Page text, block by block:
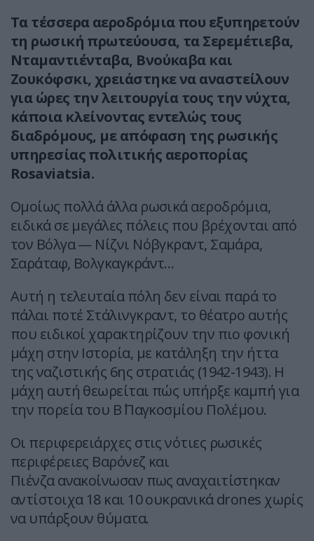
Τα τέσσερα αεροδρόμια που εξυπηρετούν
τη ρωσική πρωτεύουσα, τα Σερεμέτιεβα,
Νταμαντιένταβα, Βνούκαβα και
Ζουκόφσκι, χρειάστηκε να αναστείλουν
για ώρες την λειτουργία τους την νύχτα,
κάποια κλείνοντας εντελώς τους
διαδρόμους, με απόφαση της ρωσικής
υπηρεσίας πολιτικής αεροπορίας
Rosaviatsia.
Ομοίως πολλά άλλα ρωσικά αεροδρόμια,
ειδικά σε μεγάλες πόλεις που βρέχονται από
τον Βόλγα — Νίζνι Νόβγκραντ, Σαμάρα,
Σαράταφ, Βολγκαγκράντ…
Αυτή η τελευταία πόλη δεν είναι παρά το
πάλαι ποτέ Στάλινγκραντ, το θέατρο αυτής
που ειδικοί χαρακτηρίζουν την πιο φονική
μάχη στην Ιστορία, με κατάληξη την ήττα
της ναζιστικής 6ης στρατιάς (1942-1943). Η
μάχη αυτή θεωρείται πώς υπήρξε καμπή για
την πορεία του Β΄ Παγκοσμίου Πολέμου.
Οι περιφερειάρχες στις νότιες ρωσικές
περιφέρειες Βαρόνεζ και
Πιένζα ανακοίνωσαν πως αναχαιτίστηκαν
αντίστοιχα 18 και 10 ουκρανικά drones χωρίς
να υπάρξουν θύματα.